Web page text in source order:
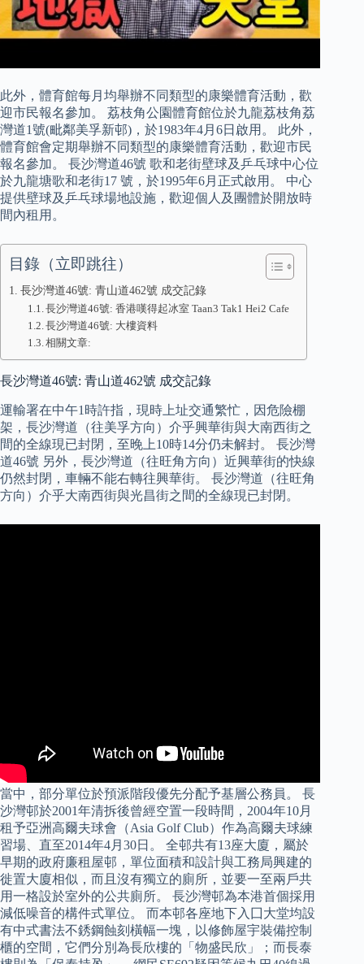
此外，體育館每月均舉辦不同類型的康樂體育活動，歡
迎市民報名參加。 荔枝角公園體育館位於九龍荔枝角荔
灣道1號(毗鄰美孚新邨)，於1983年4月6日啟用。 此外，
體育館會定期舉辦不同類型的康樂體育活動，歡迎市民
報名參加。 長沙灣道46號 歌和老街壁球及乒乓球中心位
於九龍塘歌和老街17 號，於1995年6月正式啟用。 中心
提供壁球及乒乓球場地設施，歡迎個人及團體於開放時
間內租用。
目錄（立即跳往）
長沙灣道46號: 青山道462號 成交記錄
長沙灣道46號: 香港嘆得起冰室 Taan3 Tak1 Hei2 Cafe
長沙灣道46號: 大樓資料
相關文章:
長沙灣道46號: 青山道462號 成交記錄
運輸署在中午1時許指，現時上址交通繁忙，因危險棚
架，長沙灣道（往美孚方向）介乎興華街與大南西街之
間的全線現已封閉，至晚上10時14分仍未解封。 長沙灣
道46號 另外，長沙灣道（往旺角方向）近興華街的快線
仍然封閉，車輛不能右轉往興華街。 長沙灣道（往旺角
方向）介乎大南西街與光昌街之間的全線現已封閉。
當中，部分單位於預派階段優先分配予基層公務員。 長
沙灣邨於2001年清拆後曾經空置一段時間，2004年10月
租予亞洲高爾夫球會（Asia Golf Club）作為高爾夫球練
習場、直至2014年4月30日。 全邨共有13座大廈，屬於
早期的政府廉租屋邨，單位面積和設計與工務局興建的
徙置大廈相似，而且沒有獨立的廁所，並要一至兩戶共
用一格設於室外的公共廁所。 長沙灣邨為本港首個採用
減低噪音的構件式單位。 而本邨各座地下入囗大堂均設
有中式書法不銹鋼蝕刻橫幅一塊，以修飾屋宇裝備控制
櫃的空間，它們分別為長欣樓的「物盛民欣」；而長泰